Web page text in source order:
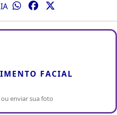
FACIAL
enviar sua foto